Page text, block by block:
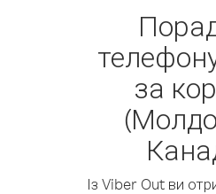
за
Із Viber Out ви